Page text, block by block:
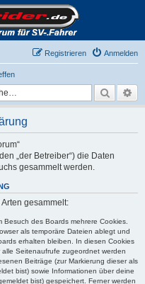
Anmelden
Registrieren
Suche
„der Betreiber“) die Daten
gesammelt werden.
gesammelt:
des Boards mehrere Cookies.
als temporäre Dateien ablegt und
erhalten bleiben. In diesen Cookies
Seitenaufrufe zugeordnet werden
Beiträge (zur Markierung dieser als
bist) sowie Informationen über deine
bist) gespeichert. Ferner werden